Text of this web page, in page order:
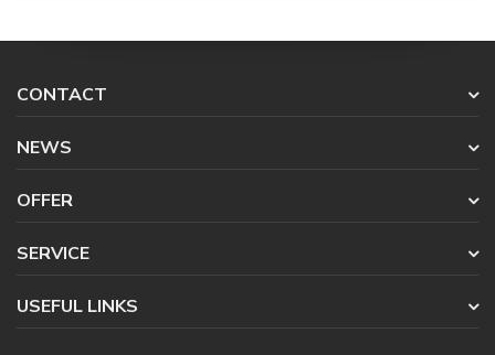
CONTACT
NEWS
OFFER
SERVICE
USEFUL LINKS